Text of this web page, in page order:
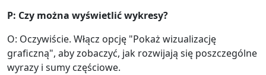
P: Czy można wyświetlić wykresy?
O: Oczywiście. Włącz opcję "Pokaż wizualizację
graficzną", aby zobaczyć, jak rozwijają się poszczególne
wyrazy i sumy częściowe.